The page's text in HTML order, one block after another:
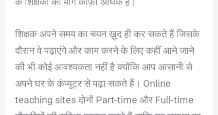
शिक्षक अपने समय का चयन ख़ुद ही कर सकते हैं जिसके
दौरान वे पढ़ाएंगे और काम करने के लिए कहीं आने जाने
की भी कोई आवश्यकता नहीं है क्योंकि आप आसानी से
अपने घर के कंप्यूटर से पढ़ा सकते हैं। Online
teaching sites दोनों Part-time और Full-time